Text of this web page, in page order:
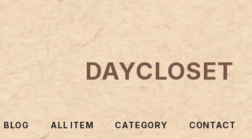
DAYCLOSET
BLOG ALL ITEM CATEGORY CONTACT